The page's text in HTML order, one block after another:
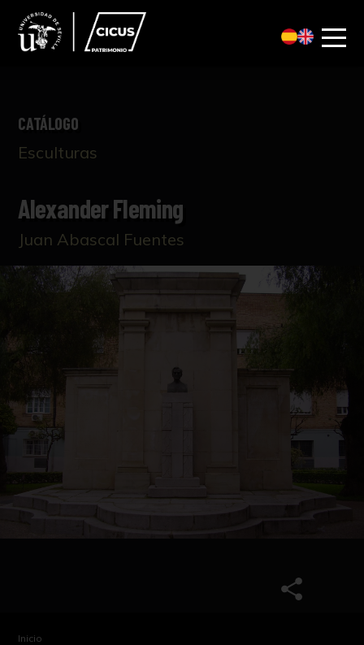
CATÁLOGO
Esculturas
Alexander Fleming
Juan Abascal Fuentes
Inicio